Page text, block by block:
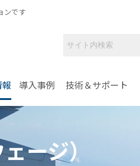
ンです
導入事例 技術＆サポート
ージ）